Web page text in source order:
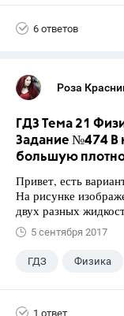
6 ответов
Роза
ГДЗ Тема 21
Задание №474 В
большую
Привет, есть
На рисунке
двух разных
5 сентября 2017
ГДЗ Физика
1 ответ